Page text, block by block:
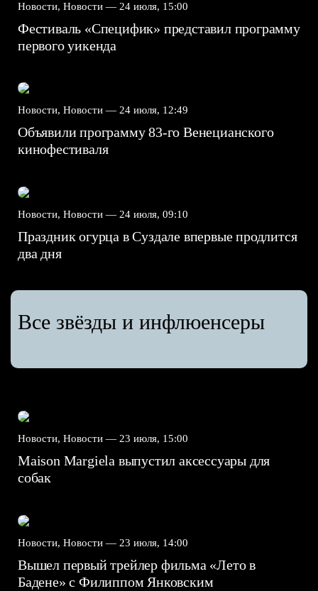
Новости, Новости — 24 июля, 15:00
Фестиваль «Специфик» представил программу
первого уикенда
Новости, Новости — 24 июля, 12:49
Объявили программу 83-го Венецианского
кинофестиваля
Новости, Новости — 24 июля, 09:10
Праздник огурца в Суздале впервые продлится
два дня
Все звёзды и инфлюенсеры
Новости, Новости — 23 июля, 15:00
Maison Margiela выпустил аксессуары для
собак
Новости, Новости — 23 июля, 14:00
Вышел первый трейлер фильма «Лето в
Бадене» с Филиппом Янковским